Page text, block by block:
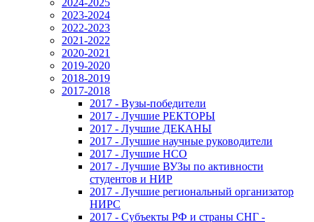
2024-2025
2023-2024
2022-2023
2021-2022
2020-2021
2019-2020
2018-2019
2017-2018
2017 - Вузы-победители
2017 - Лучшие РЕКТОРЫ
2017 - Лучшие ДЕКАНЫ
2017 - Лучшие научные руководители
2017 - Лучшие НСО
2017 - Лучшие ВУЗы по активности
студентов и НИР
2017 - Лучшие региональный организатор
НИРС
2017 - Субъекты РФ и страны СНГ -